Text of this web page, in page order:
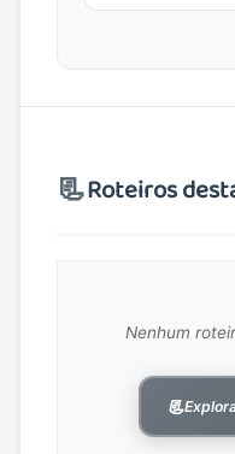
📃Roteiros
Nenhum
📃